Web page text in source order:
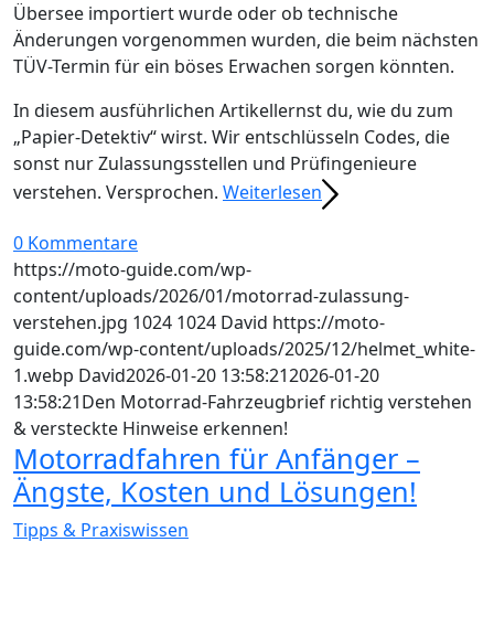
Übersee importiert wurde oder ob technische
Änderungen vorgenommen wurden, die beim nächsten
TÜV-Termin für ein böses Erwachen sorgen könnten.
In diesem ausführlichen Artikellernst du, wie du zum
„Papier-Detektiv“ wirst. Wir entschlüsseln Codes, die
sonst nur Zulassungsstellen und Prüfingenieure
verstehen. Versprochen. Weiterlesen
0 Kommentare
https://moto-guide.com/wp-
content/uploads/2026/01/motorrad-zulassung-
verstehen.jpg 1024 1024 David https://moto-
guide.com/wp-content/uploads/2025/12/helmet_white-
1.webp David2026-01-20 13:58:212026-01-20
13:58:21Den Motorrad-Fahrzeugbrief richtig verstehen
& versteckte Hinweise erkennen!
Motorradfahren für Anfänger –
Ängste, Kosten und Lösungen!
Tipps & Praxiswissen